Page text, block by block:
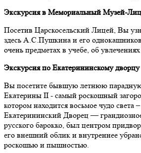
Экскурсия в Мемориальный Музей-
Посетив Царскосельский Лицей, Вы
здесь А.С.Пушкина и его
очень предметах в учебе, об
Экскурсия по Екатерининскому дворцу
Вы посетите бывшую летнюю
Екатерины II - самый роскошный
котором находится восьмое чудо света
Екатерининский Дворец —
русского барокко, был центром
его внешний облик и внутреннее
роскошью и пышностью.